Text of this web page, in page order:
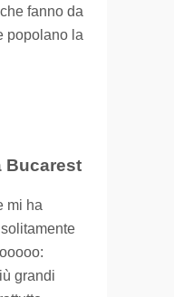
fanno da
popolano la
Bucarest
mi ha
grandi